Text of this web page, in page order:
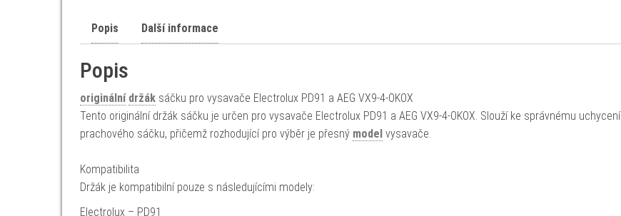
Popis Další informace
Popis
originální držák sáčku pro vysavače Electrolux PD91 a AEG VX9-4-OKOX
Tento originální držák sáčku je určen pro vysavače Electrolux PD91 a AEG VX9-4-OKOX. Slouží ke správnému uchycení
prachového sáčku, přičemž rozhodující pro výběr je přesný model vysavače.
Kompatibilita
Držák je kompatibilní pouze s následujícími modely:
Electrolux – PD91